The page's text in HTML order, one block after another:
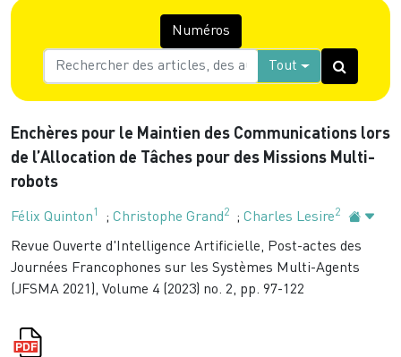
Numéros
Tout
Enchères pour le Maintien des Communications lors
de l’Allocation de Tâches pour des Missions Multi-
robots
Félix Quinton 1 ; Christophe Grand2 ; Charles Lesire2
Revue Ouverte d'Intelligence Artificielle, Post-actes des
Journées Francophones sur les Systèmes Multi-Agents
(JFSMA 2021), Volume 4 (2023) no. 2, pp. 97-122